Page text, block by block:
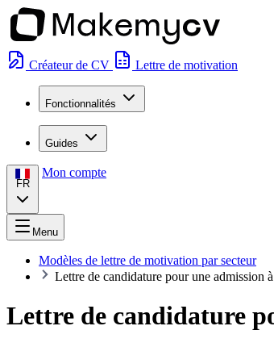
Créateur de CV Lettre de motivation
Fonctionnalités
Guides
FR
Mon compte
Menu
Modèles de lettre de motivation par secteur
Lettre de candidature pour une admission
Lettre de candidature